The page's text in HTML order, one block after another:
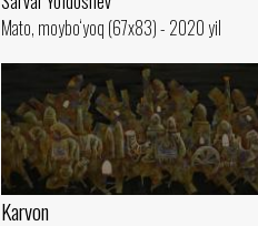
Mato, moybo‘yoq (67x83) - 2020 yil
Karvon